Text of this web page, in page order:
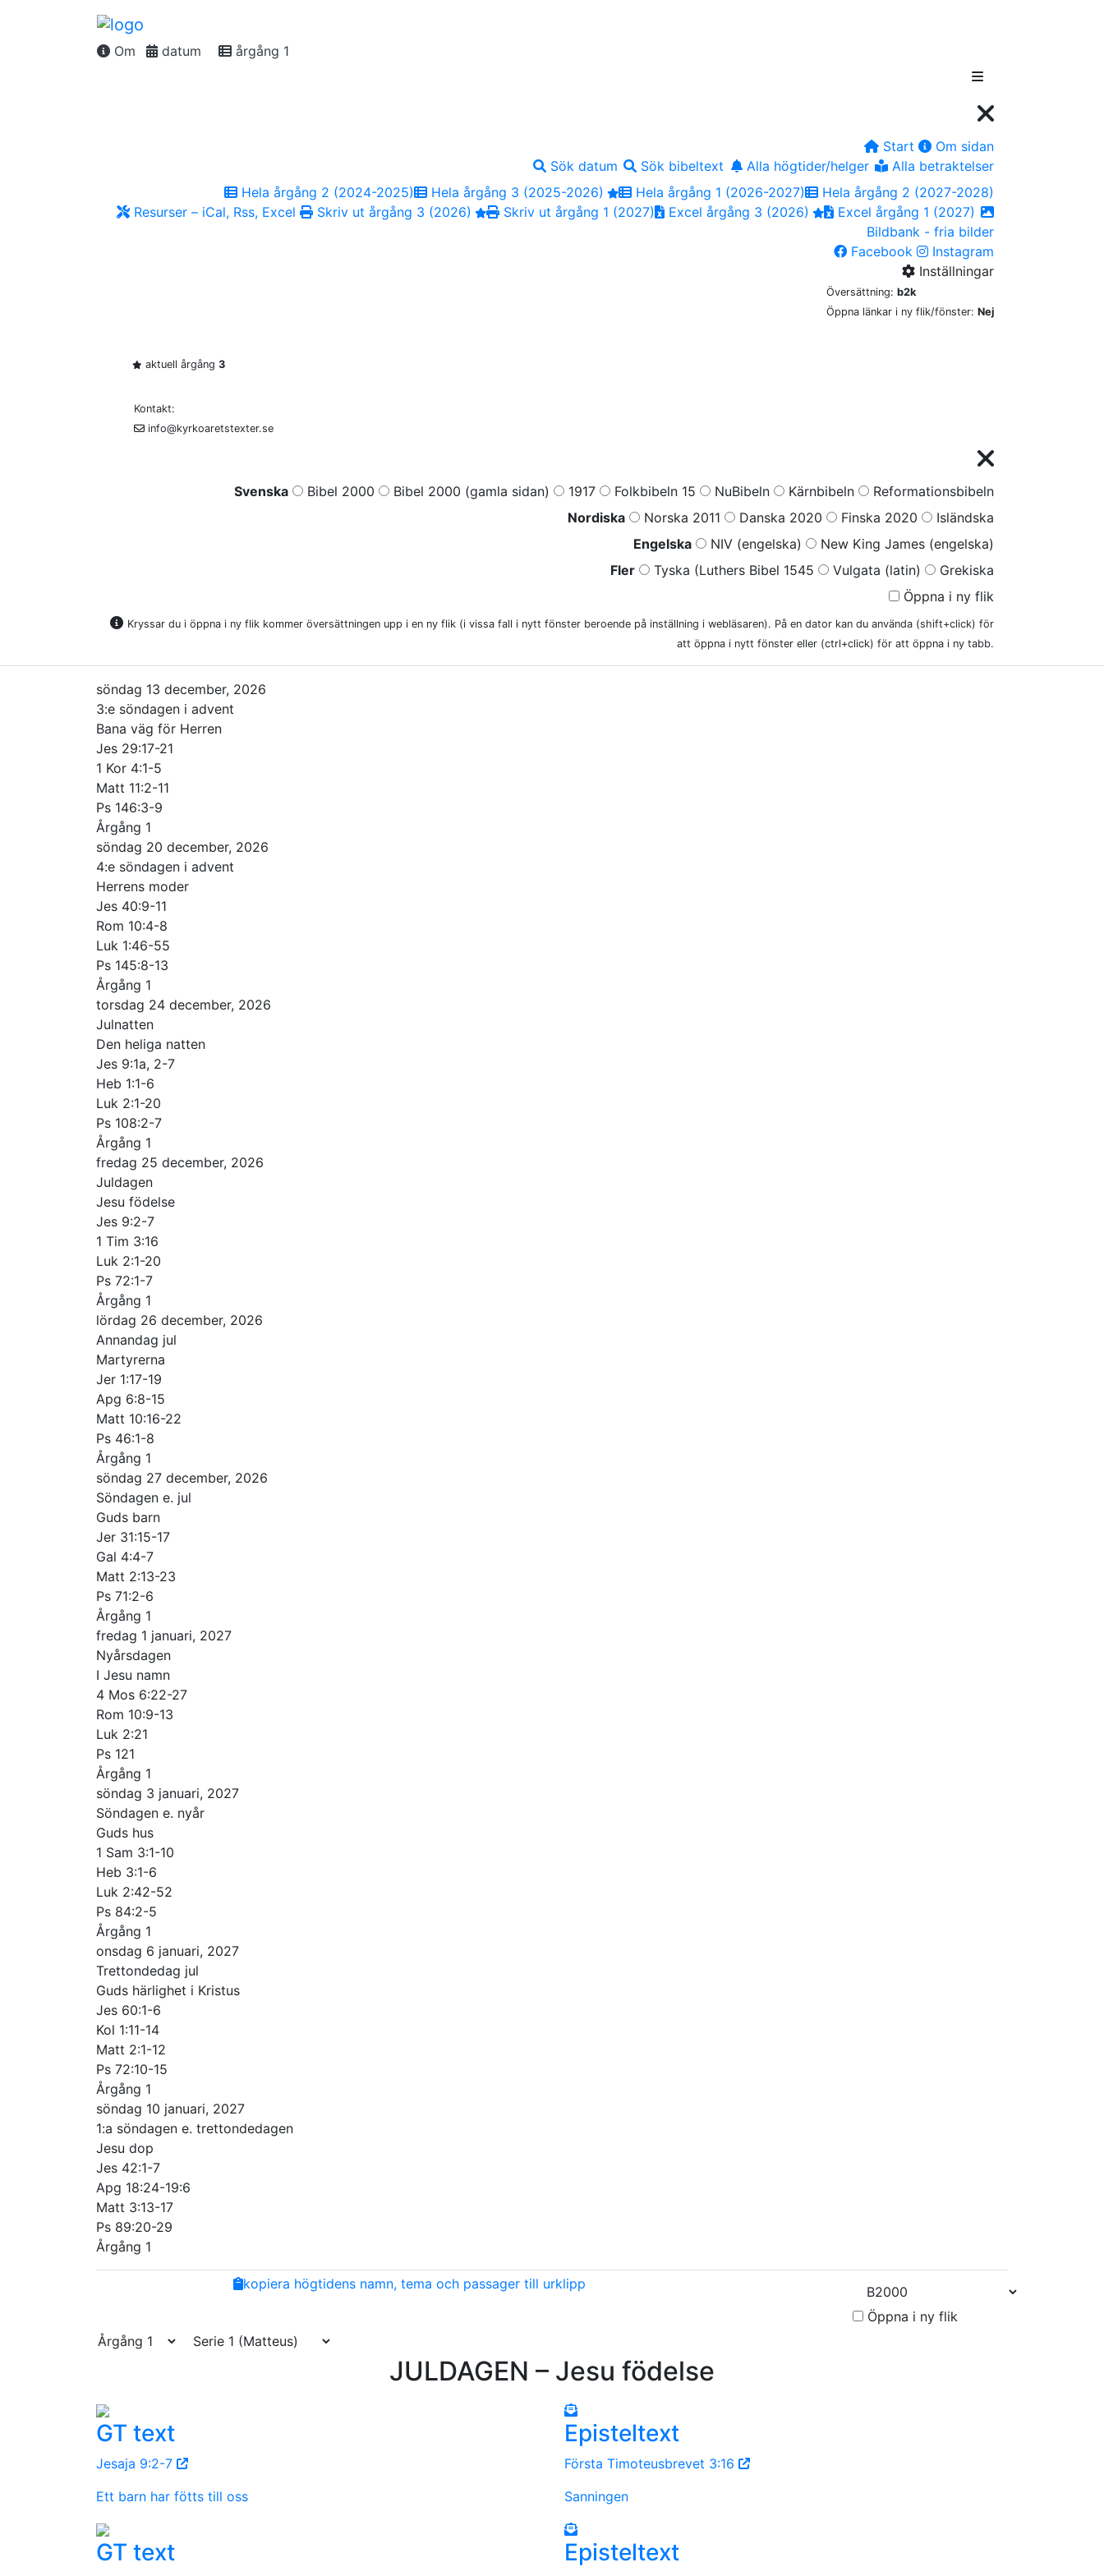
Om datum årgång 1
Start
Om sidan
Sök datum
Sök bibeltext Alla högtider/helger
Alla betraktelser
Hela årgång 2 (2024-2025)
Hela årgång 3 (2025-2026) Hela årgång 1 (2026-2027)
Hela årgång 2 (2027-2028)
Resurser – iCal, Rss, Excel
Skriv ut årgång 3 (2026) Skriv ut årgång 1 (2027) Excel årgång 3 (2026)
Excel årgång 1 (2027)
Bildbank - fria bilder
Facebook
Instagram
Inställningar
Översättning: b2k
Öppna länkar i ny flik/fönster: Nej
aktuell årgång 3
Kontakt:
info@kyrkoaretstexter.se
Svenska Bibel 2000 Bibel 2000 (gamla sidan) 1917 Folkbibeln 15 NuBibeln Kärnbibeln
Reformationsbibeln
Nordiska
Norska 2011 Danska 2020 Finska 2020
Isländska
Engelska
NIV (engelska)
New King James (engelska)
Fler
Tyska (Luthers Bibel 1545 Vulgata (latin)
Grekiska
Öppna i ny flik
Kryssar du i öppna i ny flik kommer översättningen upp i en ny flik (i vissa fall i nytt fönster beroende på inställning i webläsaren). På en dator kan du använda (shift+click) för
att öppna i nytt fönster eller (ctrl+click) för att öppna i ny tabb.
söndag 13 december, 2026
3:e söndagen i advent
Bana väg för Herren
Jes 29:17-21
1 Kor 4:1-5
Matt 11:2-11
Ps 146:3-9
Årgång 1
söndag 20 december, 2026
4:e söndagen i advent
Herrens moder
Jes 40:9-11
Rom 10:4-8
Luk 1:46-55
Ps 145:8-13
Årgång 1
torsdag 24 december, 2026
Julnatten
Den heliga natten
Jes 9:1a, 2-7
Heb 1:1-6
Luk 2:1-20
Ps 108:2-7
Årgång 1
fredag 25 december, 2026
Juldagen
Jesu födelse
Jes 9:2-7
1 Tim 3:16
Luk 2:1-20
Ps 72:1-7
Årgång 1
lördag 26 december, 2026
Annandag jul
Martyrerna
Jer 1:17-19
Apg 6:8-15
Matt 10:16-22
Ps 46:1-8
Årgång 1
söndag 27 december, 2026
Söndagen e. jul
Guds barn
Jer 31:15-17
Gal 4:4-7
Matt 2:13-23
Ps 71:2-6
Årgång 1
fredag 1 januari, 2027
Nyårsdagen
I Jesu namn
4 Mos 6:22-27
Rom 10:9-13
Luk 2:21
Ps 121
Årgång 1
söndag 3 januari, 2027
Söndagen e. nyår
Guds hus
1 Sam 3:1-10
Heb 3:1-6
Luk 2:42-52
Ps 84:2-5
Årgång 1
onsdag 6 januari, 2027
Trettondedag jul
Guds härlighet i Kristus
Jes 60:1-6
Kol 1:11-14
Matt 2:1-12
Ps 72:10-15
Årgång 1
söndag 10 januari, 2027
1:a söndagen e. trettondedagen
Jesu dop
Jes 42:1-7
Apg 18:24-19:6
Matt 3:13-17
Ps 89:20-29
Årgång 1
EmailCopy
kopiera högtidens namn, tema och passager till urklipp
Öppna i ny flik
JULDAGEN – Jesu födelse
GT text
Jesaja 9:2-7
Ett barn har fötts till oss
GT text
Episteltext
Första Timoteusbrevet 3:16
Sanningen
Episteltext